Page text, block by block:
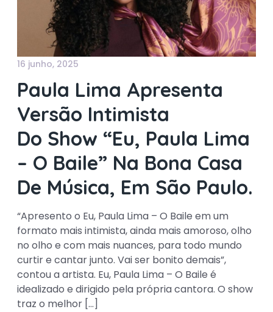
16 junho, 2025
Paula Lima Apresenta
Versão Intimista
Do Show “Eu, Paula Lima
– O Baile” Na Bona Casa
De Música, Em São Paulo.
“Apresento o Eu, Paula Lima – O Baile em um
formato mais intimista, ainda mais amoroso, olho
no olho e com mais nuances, para todo mundo
curtir e cantar junto. Vai ser bonito demais”,
contou a artista. Eu, Paula Lima – O Baile é
idealizado e dirigido pela própria cantora. O show
traz o melhor […]